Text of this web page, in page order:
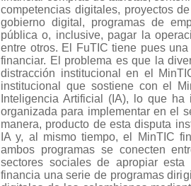
competencias digitales, proyectos
gobierno digital, programas de
pública o, inclusive, pagar la
entre otros. El FuTIC tiene pues
financiar. El problema es que la
distracción institucional en el
institucional que sostiene con el
Inteligencia Artificial (IA), lo que
organizada para implementar en el
manera, producto de esta disputa
IA y, al mismo tiempo, el MinTIC
ambos programas se conecten
sectores sociales de apropiar esta
financia una serie de programas